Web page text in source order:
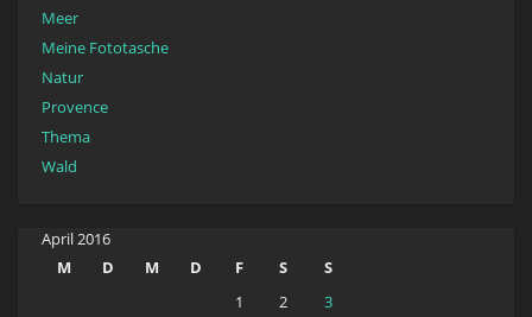
Meer
Meine Fototasche
Natur
Provence
Thema
Wald
April 2016
M
D M D F S
S
1
2
3